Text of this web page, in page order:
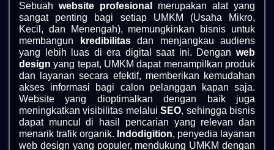
Sebuah website profesional
merupakan alat yang
sangat penting bagi setiap UMKM (Usaha Mikro,
Kecil, dan Menengah), memungkinkan bisnis untuk
membangun
kredibilitasdan menjangkau audiens
yang lebih luas di era digital saat ini. Dengan web
design yang tepat, UMKM dapat menampilkan produk
dan layanan secara efektif, memberikan kemudahan
akses informasi bagi calon pelanggan kapan saja.
Website yang dioptimalkan dengan baik juga
meningkatkan visibilitas melaluiSEO, sehingga bisnis
dapat muncul di hasil pencarian yang relevan dan
menarik trafik organik. Indodigition, penyedia layanan
web design yang populer, mendukung UMKM dengan